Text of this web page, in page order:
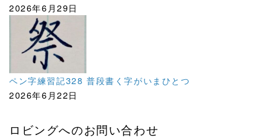
2026年6月29日
ペン字練習記328 普段書く字がいまひとつ
2026年6月22日
ロビングへのお問い合わせ